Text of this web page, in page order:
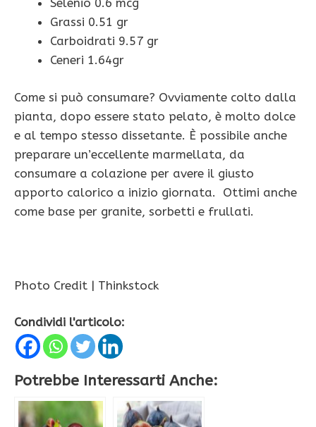
Selenio 0.6 mcg
Grassi 0.51 gr
Carboidrati 9.57 gr
Ceneri 1.64gr
Come si può consumare? Ovviamente colto dalla
pianta, dopo essere stato pelato, è molto dolce
e al tempo stesso dissetante. È possibile anche
preparare un’eccellente marmellata, da
consumare a colazione per avere il giusto
apporto calorico a inizio giornata. Ottimi anche
come base per granite, sorbetti e frullati.
Photo Credit | Thinkstock
Condividi l'articolo:
Potrebbe Interessarti Anche: